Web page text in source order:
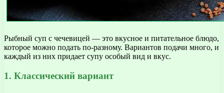
Рыбный суп с чечевицей — это вкусное и питательное блюдо,
которое можно подать по-разному. Вариантов подачи много, и
каждый из них придает супу особый вид и вкус.
1. Классический вариант